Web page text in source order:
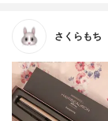
さくらもち